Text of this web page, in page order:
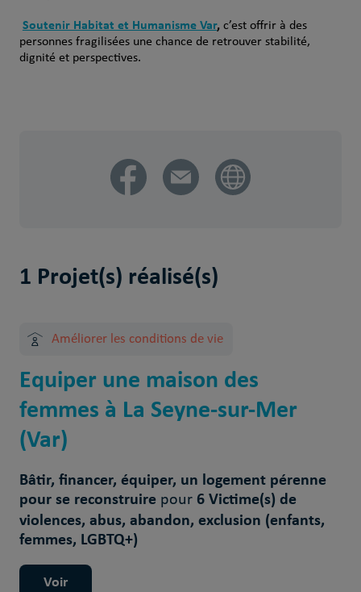
Soutenir Habitat et Humanisme Var, c’est offrir à des
personnes fragilisées une chance de retrouver stabilité,
dignité et perspectives.
1 Projet(s) réalisé(s)
Améliorer les conditions de vie
Equiper une maison des
femmes à La Seyne-sur-Mer
(Var)
Bâtir, financer, équiper, un logement pérenne
pour se reconstruire pour6 Victime(s) de
violences, abus, abandon, exclusion (enfants,
femmes, LGBTQ+)
Voir